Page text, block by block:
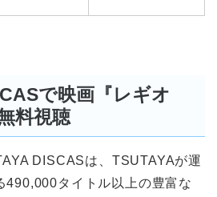
で映画『レギオ
料視聴
DISCASは、TSUTAYAが運
490,000タイトル以上の豊富な